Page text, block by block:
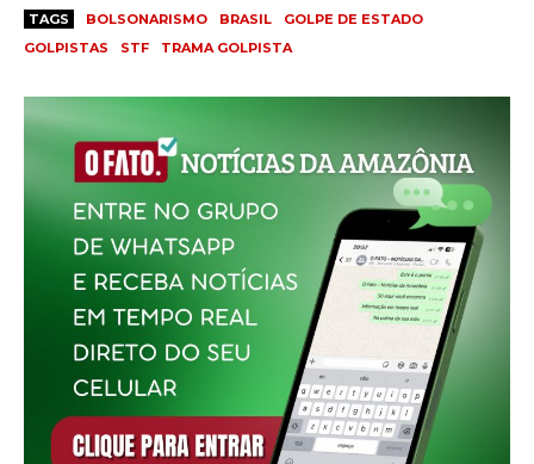
TAGS BOLSONARISMO BRASIL
GOLPE DE ESTADO
GOLPISTAS
STF TRAMA GOLPISTA